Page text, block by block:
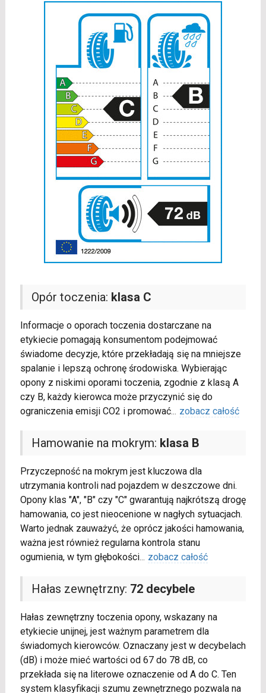
Opór toczenia: klasa C
Informacje o oporach toczenia dostarczane na
etykiecie pomagają konsumentom podejmować
świadome decyzje, które przekładają się na mniejsze
spalanie i lepszą ochronę środowiska. Wybierając
opony z niskimi oporami toczenia, zgodnie z klasą A
czy B, każdy kierowca może przyczynić się do
ograniczenia emisji CO2 i promować... zobacz całość
Hamowanie na mokrym: klasa B
Przyczepność na mokrym jest kluczowa dla
utrzymania kontroli nad pojazdem w deszczowe dni.
Opony klas "A", "B" czy "C" gwarantują najkrótszą drogę
hamowania, co jest nieocenione w nagłych sytuacjach.
Warto jednak zauważyć, że oprócz jakości hamowania,
ważna jest również regularna kontrola stanu
ogumienia, w tym głębokości... zobacz całość
Hałas zewnętrzny: 72 decybele
Hałas zewnętrzny toczenia opony, wskazany na
etykiecie unijnej, jest ważnym parametrem dla
świadomych kierowców. Oznaczany jest w decybelach
(dB) i może mieć wartości od 67 do 78 dB, co
przekłada się na literowe oznaczenie od A do C. Ten
system klasyfikacji szumu zewnętrznego pozwala na